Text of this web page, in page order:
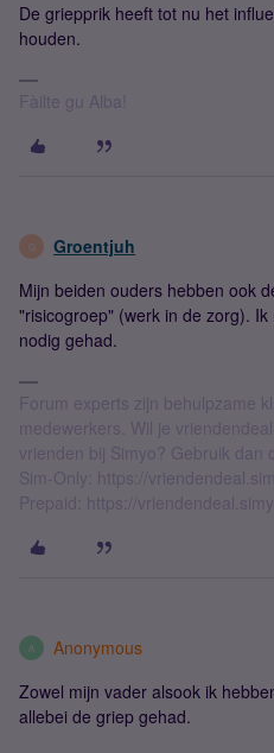
De griepprik heeft tot nu het
houden.
Fàilte gu Alba!
G Groentjuh
Mijn beiden ouders hebben ook
"risicogroep" (werk in de zorg).
nodig gehad.
Forum experts zijn behulpzame
medewerkers. Wil je
vrienden bij Simyo? Gebruik dan
Sim-Only: https://
Prepaid: https://
A Anonymous
Zowel mijn vader alsook ik
allebei de griep gehad.